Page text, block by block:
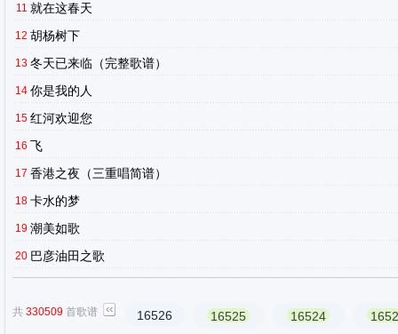
11 就在这春天
12 胡杨树下
13 冬天已来临（完整歌谱）
14 你是我的人
15 红河欢迎您
16 飞
17 香港之夜（三重唱简谱）
18 卡水的梦
19 潮美如歌
20 巴彦油田之歌
共 330509 首歌谱 16526 16525 16524